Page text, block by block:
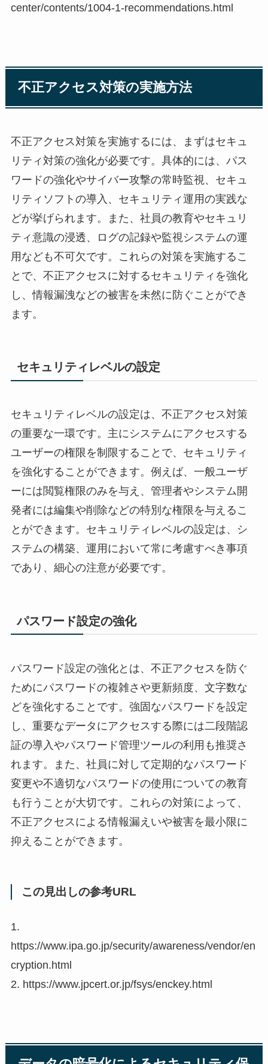
center/contents/1004-1-recommendations.html
不正アクセス対策の実施方法
不正アクセス対策を実施するには、まずはセキュ
リティ対策の強化が必要です。具体的には、パス
ワードの強化やサイバー攻撃の常時監視、セキュ
リティソフトの導入、セキュリティ運用の実践な
どが挙げられます。また、社員の教育やセキュリ
ティ意識の浸透、ログの記録や監視システムの運
用なども不可欠です。これらの対策を実施するこ
とで、不正アクセスに対するセキュリティを強化
し、情報漏洩などの被害を未然に防ぐことができ
ます。
セキュリティレベルの設定
セキュリティレベルの設定は、不正アクセス対策
の重要な一環です。主にシステムにアクセスする
ユーザーの権限を制限することで、セキュリティ
を強化することができます。例えば、一般ユーザ
ーには閲覧権限のみを与え、管理者やシステム開
発者には編集や削除などの特別な権限を与えるこ
とができます。セキュリティレベルの設定は、シ
ステムの構築、運用において常に考慮すべき事項
であり、細心の注意が必要です。
パスワード設定の強化
パスワード設定の強化とは、不正アクセスを防ぐ
ためにパスワードの複雑さや更新頻度、文字数な
どを強化することです。強固なパスワードを設定
し、重要なデータにアクセスする際には二段階認
証の導入やパスワード管理ツールの利用も推奨さ
れます。また、社員に対して定期的なパスワード
変更や不適切なパスワードの使用についての教育
も行うことが大切です。これらの対策によって、
不正アクセスによる情報漏えいや被害を最小限に
抑えることができます。
この見出しの参考URL
1.
https://www.ipa.go.jp/security/awareness/vendor/en
cryption.html
2. https://www.jpcert.or.jp/fsys/enckey.html